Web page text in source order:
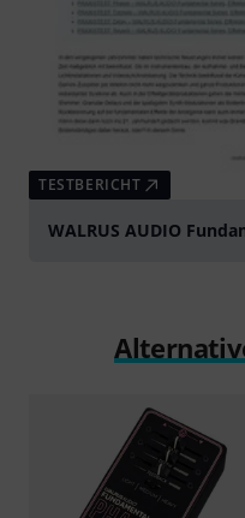
TESTBERICHT
WALRUS AUDIO